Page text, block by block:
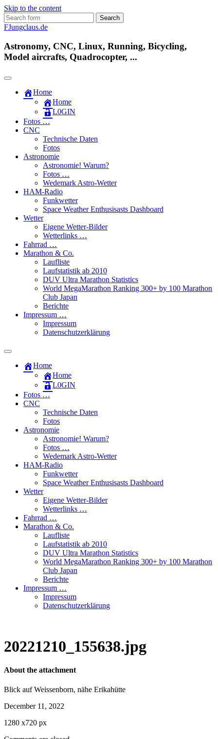
Skip to the content
Search
for:
FJungclaus.de
Astronomy, CNC, Linux, Running, Bicycling,
Model aircrafts, Quadrocopter, ...
Home
Home
L​0​​GIN
Fotos …
CNC
Technische Daten
Fotos
Astronomie
Astronomie! Warum?
Fotos …
Wedemark Astro-Wetter
HAM-Radio
Funkwetter
Space Weather Enthusisasts Dashboard
Wetter
Eigene Wetter-Bilder
Wetterlinks …
Fahrrad …
Marathon & Co.
Laufliste
Laufstatistik ab 2010
DUV Ultra Marathon Statistics
World MegaMarathon Ranking 300+ by 100 Marathon
Club Japan
Berichte
Impressum …
Impressum
Datenschutzerklärung
Toggle
field
Home
Home
L​0​​GIN
Fotos …
CNC
Technische Daten
Fotos
Astronomie
Astronomie! Warum?
Fotos …
Wedemark Astro-Wetter
HAM-Radio
Funkwetter
Space Weather Enthusisasts Dashboard
Wetter
Eigene Wetter-Bilder
Wetterlinks …
Fahrrad …
Marathon & Co.
Laufliste
Laufstatistik ab 2010
DUV Ultra Marathon Statistics
World MegaMarathon Ranking 300+ by 100 Marathon
Club Japan
Berichte
Impressum …
Impressum
Datenschutzerklärung
20221210_155638.jpg
About the attachment
Blick auf Weissenborn, nähe Erikahütte
December 11, 2022
1280 x720 px